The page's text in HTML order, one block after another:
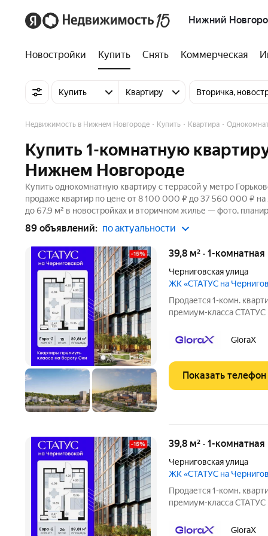
Нижний
Новостройки Купить Снять Коммерческая
Купить Квартиру Вторичка,
Недвижимость в Нижнем Новгороде Купить Квартира
Купить 1-комнатную
Нижнем Новгороде
Купить однокомнатную квартиру с террасой у метро
продаже квартир по цене от 8 100 000 ₽ до 37 560 000 ₽
до 67,9 м² в новостройках и вторичном жилье — фото,
89 объявлений: по актуальности
+8
39,8 м² · 1-
Черниговская улица
ЖК «СТАТУС на
Продается 1-комн.
премиум-класса СТАТУС
и 16,77 кв. м подGloraX
Показать телефон
39,8 м² · 1-
Черниговская улица
ЖК «СТАТУС на
Продается 1-комн.
премиум-класса СТАТУС
и 16,77 кв. м подGloraX